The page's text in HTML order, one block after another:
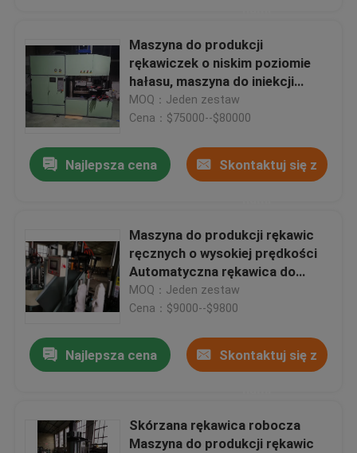
Produkty
Maszyna do produkcji
rękawiczek o niskim poziomie
hałasu, maszyna do iniekcji
rękawic wzmacniających TPE
MOQ：Jeden zestaw
Cena：$75000--$80000
Najlepsza cena Skontaktuj się z
Maszyna do produkcji rękawic
ręcznych o wysokiej prędkości
Automatyczna rękawica do
piekarnika / Rękawice do
piekarnika Toczenie
MOQ：Jeden zestaw
Cena：$9000--$9800
Najlepsza cena Skontaktuj się z
Skórzana rękawica robocza
Maszyna do produkcji rękawic